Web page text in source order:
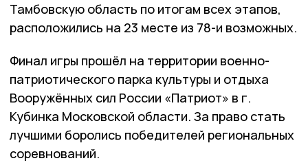
Тамбовскую область по итогам всех этапов,
расположились на 23 месте из 78-и возможных.
Финал игры прошёл на территории военно-
патриотического парка культуры и отдыха
Вооружённых сил России «Патриот» в г.
Кубинка Московской области. За право стать
лучшими боролись победителей региональных
соревнований.